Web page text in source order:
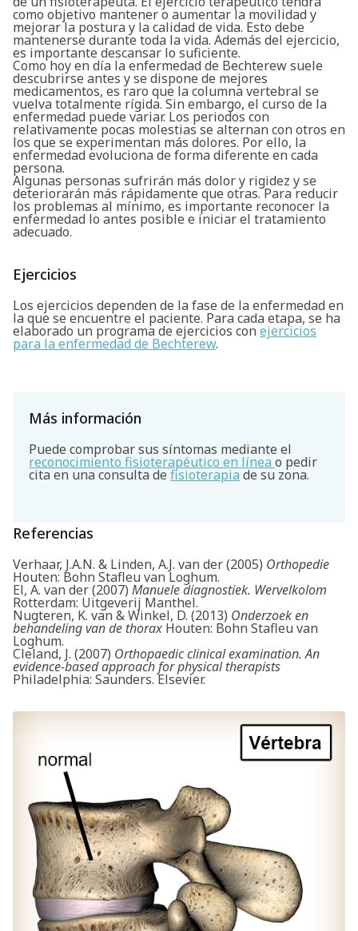
Buscar
como objetivo mantener o aumentar la movilidad y
mejorar la postura y la calidad de vida. Esto debe
mantenerse durante toda la vida. Además del ejercicio,
es importante descansar lo suficiente.
Como hoy en día la enfermedad de Bechterew suele
descubrirse antes y se dispone de mejores
medicamentos, es raro que la columna vertebral se
vuelva totalmente rígida. Sin embargo, el curso de la
enfermedad puede variar. Los periodos con
relativamente pocas molestias se alternan con otros en
los que se experimentan más dolores. Por ello, la
enfermedad evoluciona de forma diferente en cada
persona.
Algunas personas sufrirán más dolor y rigidez y se
deteriorarán más rápidamente que otras. Para reducir
los problemas al mínimo, es importante reconocer la
enfermedad lo antes posible e iniciar el tratamiento
adecuado.
Ejercicios
Los ejercicios dependen de la fase de la enfermedad en
la que se encuentre el paciente. Para cada etapa, se ha
elaborado un programa de ejercicios con ejercicios
para la enfermedad de Bechterew.
Más información
Puede comprobar sus síntomas mediante el
reconocimiento fisioterapéutico en línea o pedir
cita en una consulta de fisioterapia de su zona.
Referencias
Verhaar, J.A.N. & Linden, A.J. van der (2005) Orthopedie
Houten: Bohn Stafleu van Loghum.
El, A. van der (2007) Manuele diagnostiek. Wervelkolom
Rotterdam: Uitgeverij Manthel.
Nugteren, K. van & Winkel, D. (2013) Onderzoek en
behandeling van de thorax Houten: Bohn Stafleu van
Loghum.
Cleland, J. (2007) Orthopaedic clinical examination. An
evidence-based approach for physical therapists
Philadelphia: Saunders. Elsevier.